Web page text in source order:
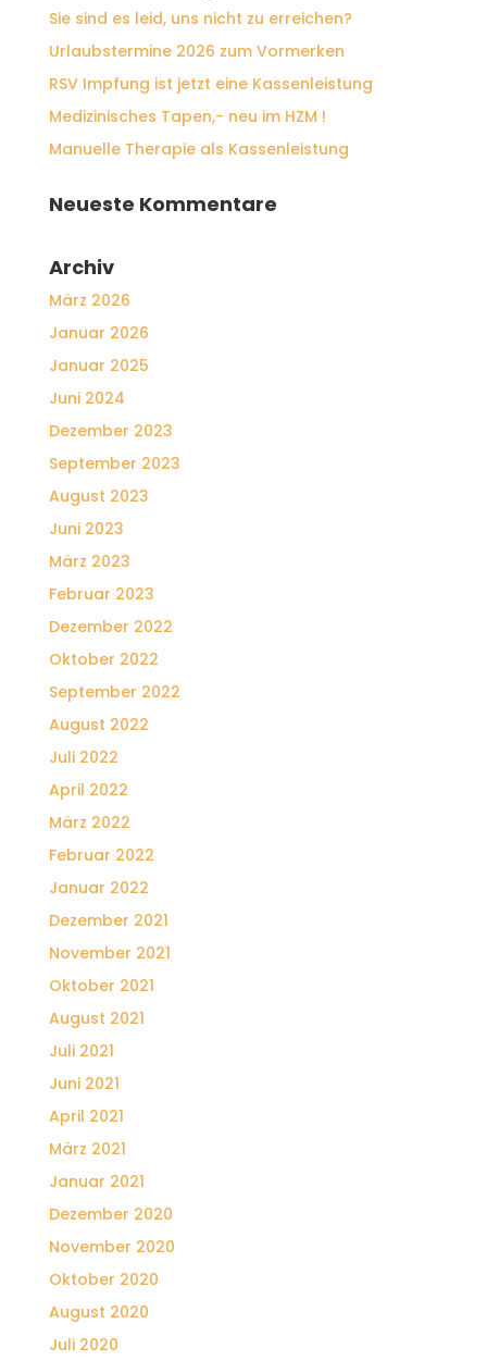
Sie sind es leid, uns nicht zu erreichen?
Urlaubstermine 2026 zum Vormerken
RSV Impfung ist jetzt eine Kassenleistung
Medizinisches Tapen,- neu im HZM !
Manuelle Therapie als Kassenleistung
Neueste Kommentare
Archiv
März 2026
Januar 2026
Januar 2025
Juni 2024
Dezember 2023
September 2023
August 2023
Juni 2023
März 2023
Februar 2023
Dezember 2022
Oktober 2022
September 2022
August 2022
Juli 2022
April 2022
März 2022
Februar 2022
Januar 2022
Dezember 2021
November 2021
Oktober 2021
August 2021
Juli 2021
Juni 2021
April 2021
März 2021
Januar 2021
Dezember 2020
November 2020
Oktober 2020
August 2020
Juli 2020